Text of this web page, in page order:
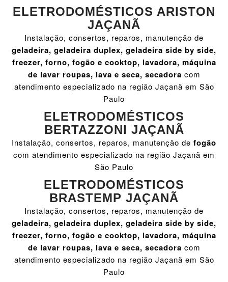
ELETRODOMÉSTICOS ARISTON
JAÇANÃ
Instalação, consertos, reparos, manutenção de
geladeira, geladeira duplex, geladeira side by side,
freezer, forno, fogão e cooktop, lavadora, máquina
de lavar roupas, lava e seca, secadora com
atendimento especializado na região Jaçanã em São
Paulo
ELETRODOMÉSTICOS
BERTAZZONI JAÇANÃ
Instalação, consertos, reparos, manutenção de fogão
com atendimento especializado na região Jaçanã em
São Paulo
ELETRODOMÉSTICOS
BRASTEMP JAÇANÃ
Instalação, consertos, reparos, manutenção de
geladeira, geladeira duplex, geladeira side by side,
freezer, forno, fogão e cooktop, lavadora, máquina
de lavar roupas, lava e seca, secadora com
atendimento especializado na região Jaçanã em São
Paulo